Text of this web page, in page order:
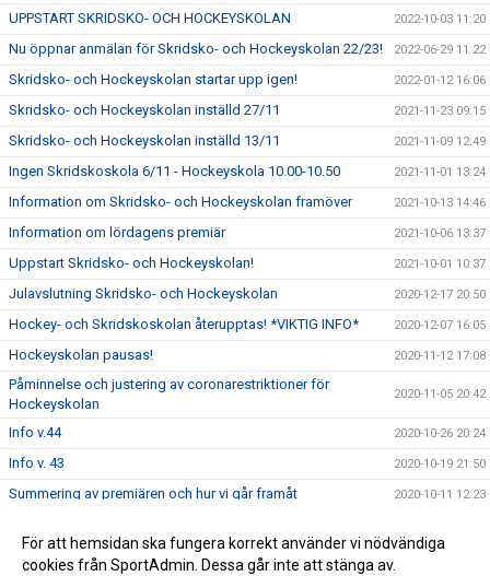
UPPSTART SKRIDSKO- OCH HOCKEYSKOLAN 2022-10-03 11:20
Nu öppnar anmälan för Skridsko- och Hockeyskolan 22/23! 2022-06-29 11:22
Skridsko- och Hockeyskolan startar upp igen! 2022-01-12 16:06
Skridsko- och Hockeyskolan inställd 27/11 2021-11-23 09:15
Skridsko- och Hockeyskolan inställd 13/11 2021-11-09 12:49
Ingen Skridskoskola 6/11 - Hockeyskola 10.00-10.50 2021-11-01 13:24
Information om Skridsko- och Hockeyskolan framöver 2021-10-13 14:46
Information om lördagens premiär 2021-10-06 13:37
Uppstart Skridsko- och Hockeyskolan! 2021-10-01 10:37
Julavslutning Skridsko- och Hockeyskolan 2020-12-17 20:50
Hockey- och Skridskoskolan återupptas! *VIKTIG INFO* 2020-12-07 16:05
Hockeyskolan pausas! 2020-11-12 17:08
Påminnelse och justering av coronarestriktioner för
Hockeyskolan
2020-11-05 20:42
Info v.44 2020-10-26 20:24
Info v. 43 2020-10-19 21:50
Summering av premiären och hur vi går framåt 2020-10-11 12:23
*uppdaterad 11 oktober*
Snart drar Hockeyskolan igång! 2020-09-17 17:00
För att hemsidan ska fungera korrekt använder vi nödvändiga
cookies från SportAdmin. Dessa går inte att stänga av.